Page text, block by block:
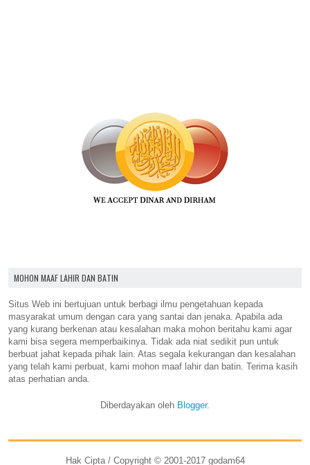
MOHON MAAF LAHIR DAN BATIN
Situs Web ini bertujuan untuk berbagi ilmu pengetahuan kepada
masyarakat umum dengan cara yang santai dan jenaka. Apabila ada
yang kurang berkenan atau kesalahan maka mohon beritahu kami agar
kami bisa segera memperbaikinya. Tidak ada niat sedikit pun untuk
berbuat jahat kepada pihak lain. Atas segala kekurangan dan kesalahan
yang telah kami perbuat, kami mohon maaf lahir dan batin. Terima kasih
atas perhatian anda.
Diberdayakan oleh Blogger.
Hak Cipta / Copyright © 2001-2017 godam64